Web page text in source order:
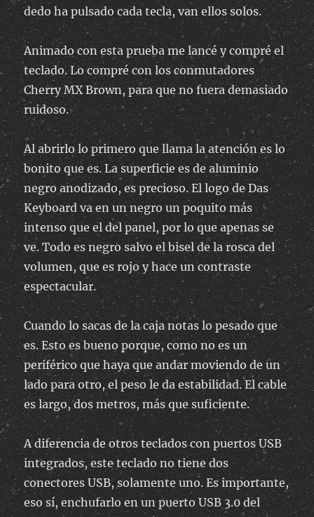
dedo ha pulsado cada tecla, van ellos solos.
Animado con esta prueba me lancé y compré el
teclado. Lo compré con los conmutadores
Cherry MX Brown, para que no fuera demasiado
ruidoso.
Al abrirlo lo primero que llama la atención es lo
bonito que es. La superficie es de aluminio
negro anodizado, es precioso. El logo de Das
Keyboard va en un negro un poquito más
intenso que el del panel, por lo que apenas se
ve. Todo es negro salvo el bisel de la rosca del
volumen, que es rojo y hace un contraste
espectacular.
Cuando lo sacas de la caja notas lo pesado que
es. Esto es bueno porque, como no es un
periférico que haya que andar moviendo de un
lado para otro, el peso le da estabilidad. El cable
es largo, dos metros, más que suficiente.
A diferencia de otros teclados con puertos USB
integrados, este teclado no tiene dos
conectores USB, solamente uno. Es importante,
eso sí, enchufarlo en un puerto USB 3.0 del